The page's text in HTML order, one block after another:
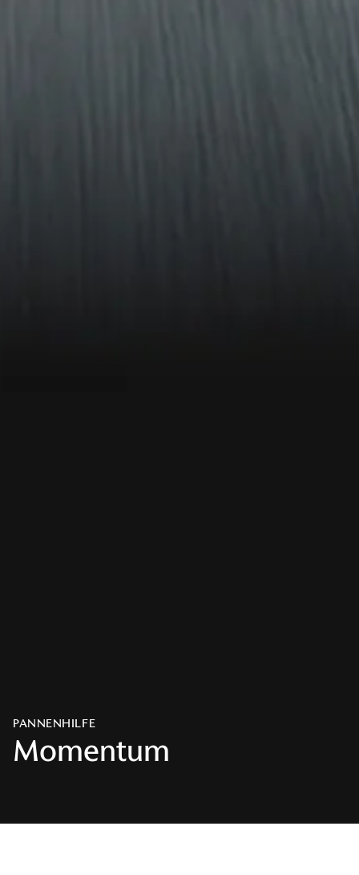
PANNENHILFE
Momentum